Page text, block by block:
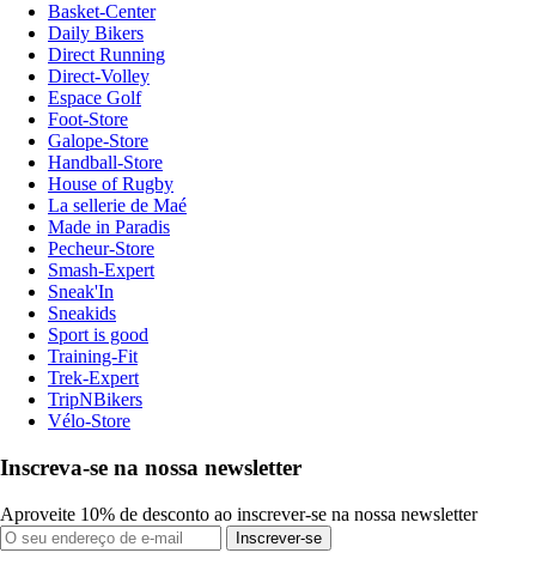
Basket-Center
Daily Bikers
Direct Running
Direct-Volley
Espace Golf
Foot-Store
Galope-Store
Handball-Store
House of Rugby
La sellerie de Maé
Made in Paradis
Pecheur-Store
Smash-Expert
Sneak'In
Sneakids
Sport is good
Training-Fit
Trek-Expert
TripNBikers
Vélo-Store
Inscreva-se na nossa newsletter
Aproveite 10% de desconto ao inscrever-se na nossa newsletter
Inscrever-se